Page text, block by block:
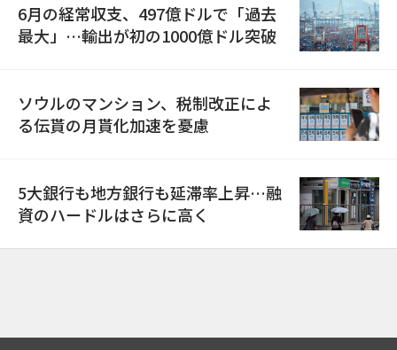
6月の経常収支、497億ドルで「過去
最大」…輸出が初の1000億ドル突破
ソウルのマンション、税制改正によ
る伝貰の月貰化加速を憂慮
5大銀行も地方銀行も延滞率上昇…融
資のハードルはさらに高く